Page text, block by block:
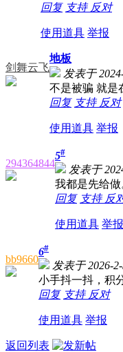
回复 支持 反对
使用道具 举报
剑舞云飞
地板
发表于
不是被骗 就是
回复 支持 反对
使用道具 举报
294364844
5#
发表于
我都是先给
回复 支持 反
使用道具 举报
bb9660
6#
发表于 2026-
小手抖一抖，积
回复 支持 反对
使用道具 举报
返回列表